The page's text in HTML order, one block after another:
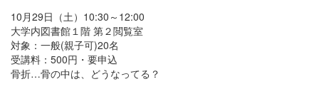
10月29日（土）10:30～12:00
大学内図書館１階 第２閲覧室
対象：一般(親子可)20名
受講料：500円・要申込
骨折…骨の中は、どうなってる？